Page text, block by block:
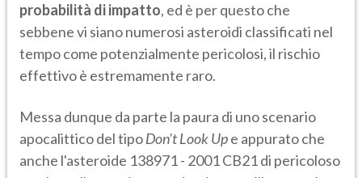
probabilità di impatto, ed è per questo che
sebbene vi siano numerosi asteroidi classificati nel
tempo come potenzialmente pericolosi, il rischio
effettivo è estremamente raro.
Messa dunque da parte la paura di uno scenario
apocalittico del tipoDon't Look Upe appurato che
anche l'asteroide 138971 - 2001 CB21 di pericoloso